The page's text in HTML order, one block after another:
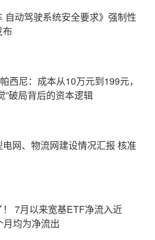
自动驾驶系统安全要求》强制性
布
西尼：成本从10万元到199元，
”破局背后的资本逻辑
网、物流网建设情况汇报 核准
7月以来宽基ETF净流入近
均为净流出